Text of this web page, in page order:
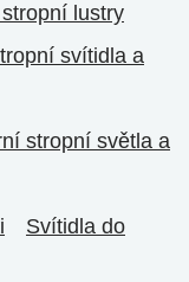
lustry
svítidla a
stropní světla a
Svítidla do